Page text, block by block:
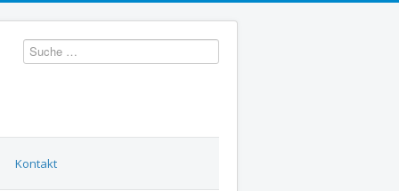
Suchen
Kontakt